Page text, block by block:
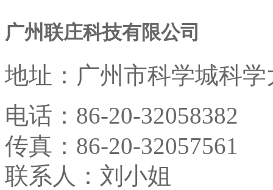
广州联庄科技有限公司
地址： 广州市科学城科
电话： 86-20-32058382
传真： 86-20-32057561
联系人：刘小姐